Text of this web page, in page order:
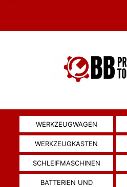
WERKZEUGWAGEN
WERKZEUGKASTEN
SCHLEIFMASCHINEN
BATTERIEN UND